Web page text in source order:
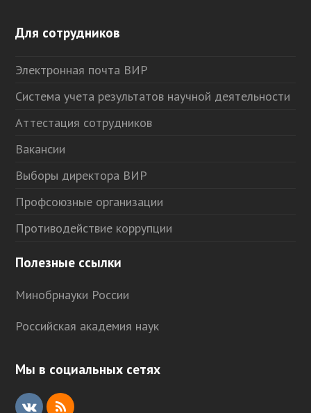
Для сотрудников
Электронная почта ВИР
Система учета результатов научной деятельности
Аттестация сотрудников
Вакансии
Выборы директора ВИР
Профсоюзные организации
Противодействие коррупции
Полезные ссылки
Минобрнауки России
Российская академия наук
Мы в социальных сетях
V R